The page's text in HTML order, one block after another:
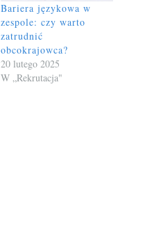
Bariera językowa w
zespole: czy warto
zatrudnić
obcokrajowca?
20 lutego 2025
W „Rekrutacja"